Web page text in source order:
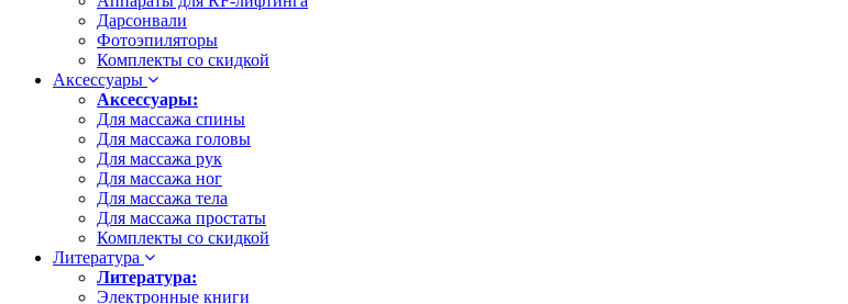
Дарсонвали
Фотоэпиляторы
Комплекты со скидкой
Аксессуары
Аксессуары:
Для массажа спины
Для массажа головы
Для массажа рук
Для массажа ног
Для массажа тела
Для массажа простаты
Комплекты со скидкой
Литература
Литература:
Электронные книги